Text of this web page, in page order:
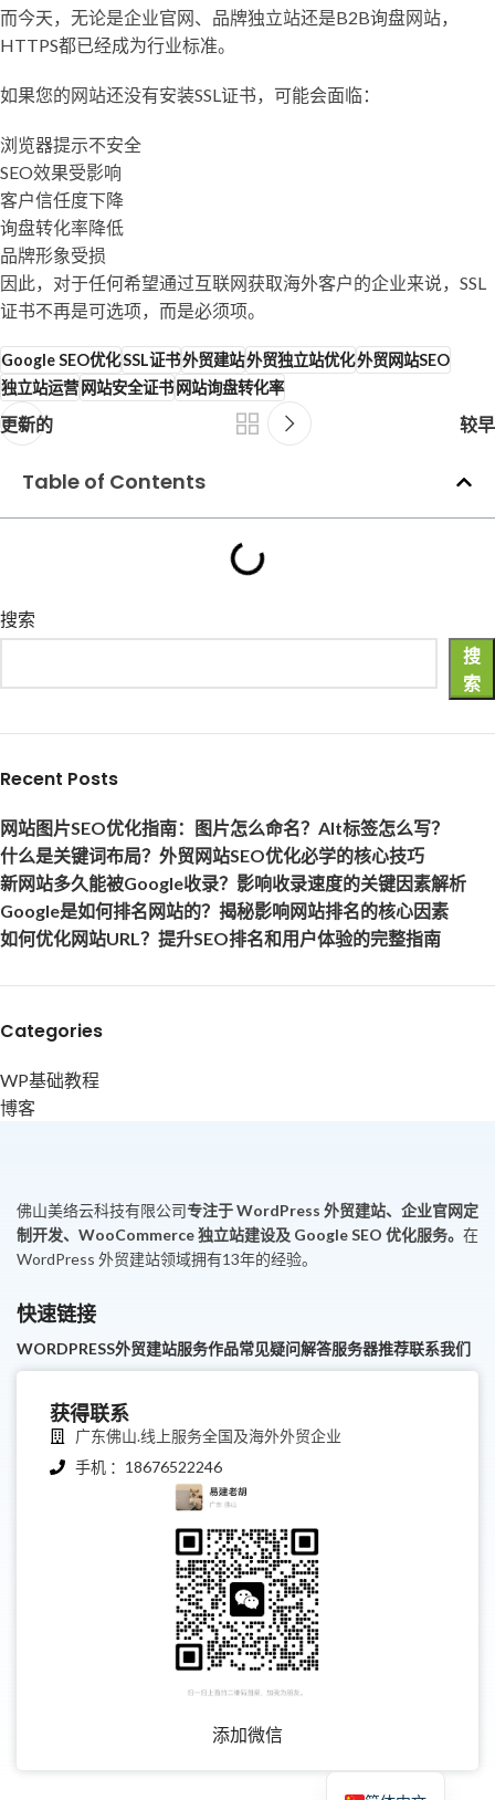
而今天，无论是企业官网、品牌独立站还是B2B询盘网站，
HTTPS都已经成为行业标准。
如果您的网站还没有安装SSL证书，可能会面临：
浏览器提示不安全
SEO效果受影响
客户信任度下降
询盘转化率降低
品牌形象受损
因此，对于任何希望通过互联网获取海外客户的企业来说，SSL
证书不再是可选项，而是必须项。
Google SEO优化SSL证书外贸建站外贸独立站优化外贸网站SEO
独立站运营网站安全证书网站询盘转化率
更新的 较早
Table of Contents
搜索
搜
索
Recent Posts
网站图片SEO优化指南：图片怎么命名？Alt标签怎么写？
什么是关键词布局？外贸网站SEO优化必学的核心技巧
新网站多久能被Google收录？影响收录速度的关键因素解析
Google是如何排名网站的？揭秘影响网站排名的核心因素
如何优化网站URL？提升SEO排名和用户体验的完整指南
Categories
WP基础教程
博客
佛山美络云科技有限公司专注于 WordPress 外贸建站、企业官网定
制开发、WooCommerce 独立站建设及 Google SEO 优化服务。 在
WordPress 外贸建站领域拥有13年的经验。
快速链接
WORDPRESS外贸建站服务作品常见疑问解答服务器推荐联系我们
获得联系
广东佛山.线上服务全国及海外外贸企业
手机 ：18676522246
添加微信